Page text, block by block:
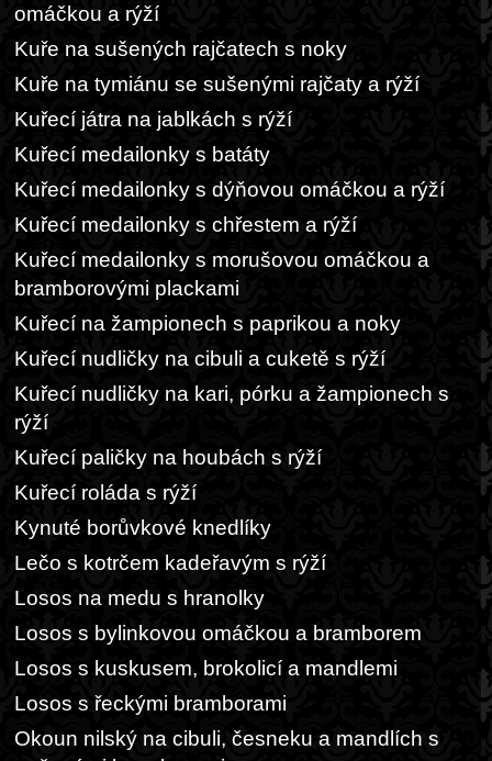
omáčkou a rýží
Kuře na sušených rajčatech s noky
Kuře na tymiánu se sušenými rajčaty a rýží
Kuřecí játra na jablkách s rýží
Kuřecí medailonky s batáty
Kuřecí medailonky s dýňovou omáčkou a rýží
Kuřecí medailonky s chřestem a rýží
Kuřecí medailonky s morušovou omáčkou a
bramborovými plackami
Kuřecí na žampionech s paprikou a noky
Kuřecí nudličky na cibuli a cuketě s rýží
Kuřecí nudličky na kari, pórku a žampionech s
rýží
Kuřecí paličky na houbách s rýží
Kuřecí roláda s rýží
Kynuté borůvkové knedlíky
Lečo s kotrčem kadeřavým s rýží
Losos na medu s hranolky
Losos s bylinkovou omáčkou a bramborem
Losos s kuskusem, brokolicí a mandlemi
Losos s řeckými bramborami
Okoun nilský na cibuli, česneku a mandlích s